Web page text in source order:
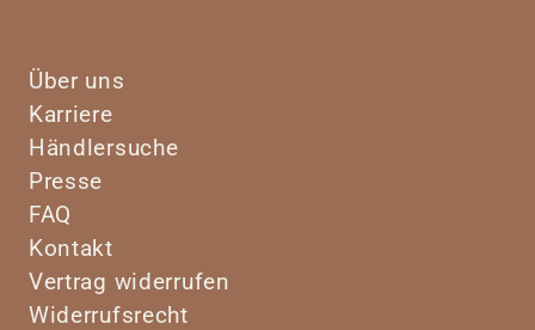
Über uns
Karriere
Händlersuche
Presse
FAQ
Kontakt
Vertrag widerrufen
Widerrufsrecht